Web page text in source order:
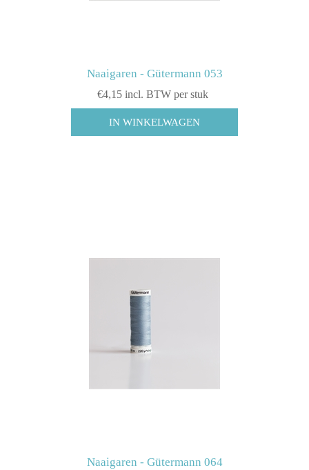
Naaigaren - Gütermann 053
€4,15 incl. BTW per stuk
Naaigaren - Gütermann 064